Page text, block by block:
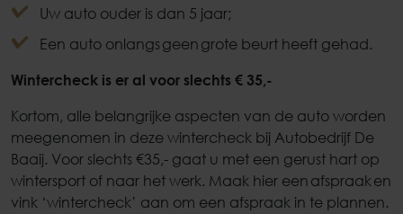
Uw auto ouder is dan 5 jaar;
Een auto onlangs geen grote beurt heeft gehad.
Wintercheck is er al voor slechts € 35,-
Kortom, alle belangrijke aspecten van de auto worden
meegenomen in deze wintercheck bij Autobedrijf De
Baaij. Voor slechts €35,- gaat u met een gerust hart op
wintersport of naar het werk. Maak hier een afspraak en
vink ‘wintercheck’ aan om een afspraak in te plannen.